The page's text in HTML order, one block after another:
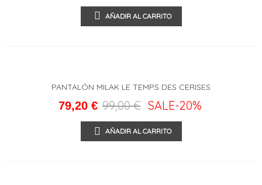
AÑADIR AL CARRITO
PANTALÓN MILAK LE TEMPS DES CERISES
79,20 € 99,00 € SALE-20%
AÑADIR AL CARRITO